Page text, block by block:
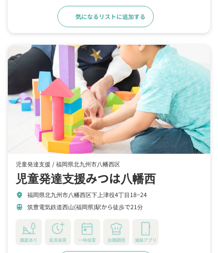
気になるリストに追加する
児童発達支援 /福岡県北九州市八幡西区
児童発達支援みつは八幡西
location_on 福岡県北九州市八幡西区下上津役4丁目18−24
train 筑豊電気鉄道西山(福岡県)駅から徒歩で21分
園庭あり 延長保育 一時保育 自園調理 連絡アプリ